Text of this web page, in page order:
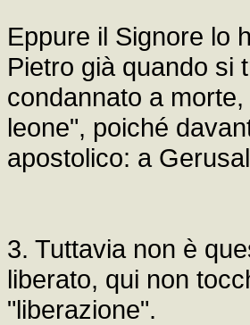
Eppure il Signore lo
Pietro già quando si
condannato a
leone", poiché
apostolico: a
3. Tuttavia non è
liberato, qui non
"liberazione".